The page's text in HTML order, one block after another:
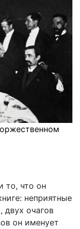
то, что он
неприятные
двух очагов
он именует